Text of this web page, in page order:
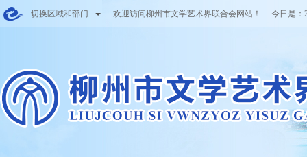
切换区域和部门 欢迎访问柳州市文学艺术界联合会网站！ 今日是：